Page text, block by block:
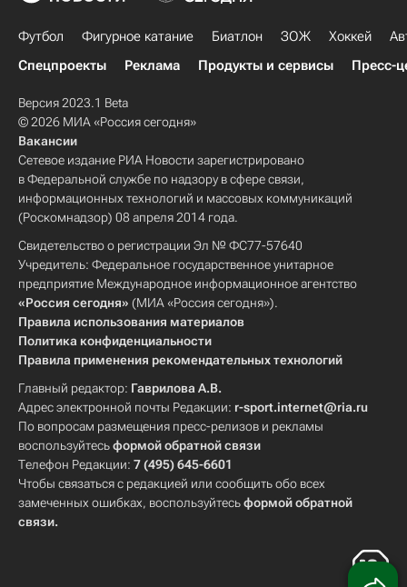
Футбол Фигурное катание Биатлон ЗОЖ Хоккей
Спецпроекты
Реклама Продукты и сервисы Пресс-
Версия 2023.1 Beta
© 2026 МИА «Россия сегодня»
Вакансии
Сетевое издание РИА Новости зарегистрировано
в Федеральной службе по надзору в сфере связи,
информационных технологий и массовых коммуникаций
(Роскомнадзор) 08 апреля 2014 года.
Свидетельство о регистрации Эл № ФС77-57640
Учредитель: Федеральное государственное унитарное
предприятие Международное информационное агентство
«Россия сегодня» (МИА «Россия сегодня»).
Правила использования материалов
Политика конфиденциальности
Правила применения рекомендательных технологий
Главный редактор: Гаврилова А.В.
Адрес электронной почты Редакции: r-sport.internet@ria.ru
По вопросам размещения пресс-релизов и рекламы
воспользуйтесьформой обратной связи
Телефон Редакции: 7 (495) 645-6601
Чтобы связаться с редакцией или сообщить обо всех
замеченных ошибках, воспользуйтесьформой обратной
связи.